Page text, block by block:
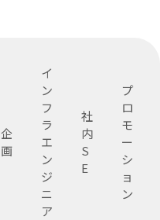
企
画
イ
ン
フ
ラ
エ
ン
ジ
ニ
ア
社
内
S
E
プ
ロ
モ
ー
シ
ョ
ン